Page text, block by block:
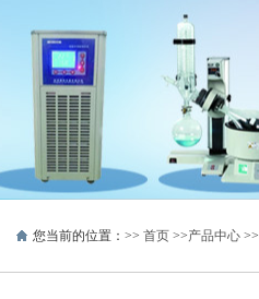
您当前的位置：>> 首页 >>产品中心 >>